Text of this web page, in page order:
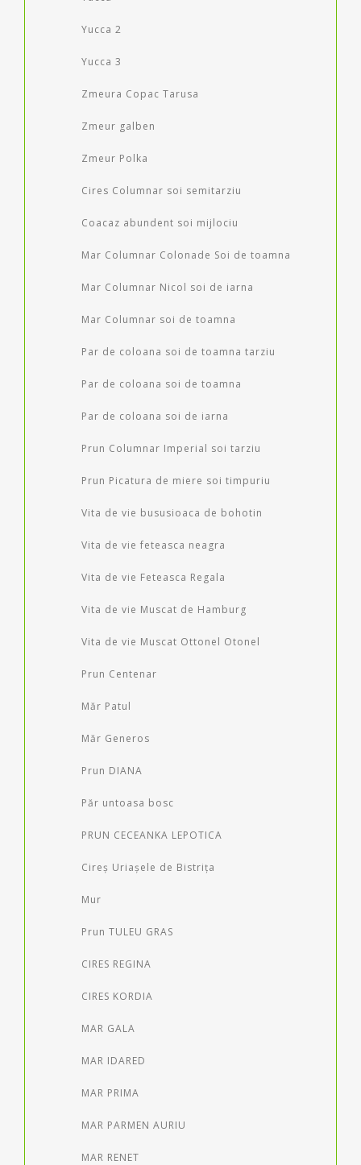
Yucca 2
Yucca 3
Zmeura Copac Tarusa
Zmeur galben
Zmeur Polka
Cires Columnar soi semitarziu
Coacaz abundent soi mijlociu
Mar Columnar Colonade Soi de toamna
Mar Columnar Nicol soi de iarna
Mar Columnar soi de toamna
Par de coloana soi de toamna tarziu
Par de coloana soi de toamna
Par de coloana soi de iarna
Prun Columnar Imperial soi tarziu
Prun Picatura de miere soi timpuriu
Vita de vie bususioaca de bohotin
Vita de vie feteasca neagra
Vita de vie Feteasca Regala
Vita de vie Muscat de Hamburg
Vita de vie Muscat Ottonel Otonel
Prun Centenar
Măr Patul
Măr Generos
Prun DIANA
Păr untoasa bosc
PRUN CECEANKA LEPOTICA
Cireș Uriașele de Bistrița
Mur
Prun TULEU GRAS
CIRES REGINA
CIRES KORDIA
MAR GALA
MAR IDARED
MAR PRIMA
MAR PARMEN AURIU
MAR RENET